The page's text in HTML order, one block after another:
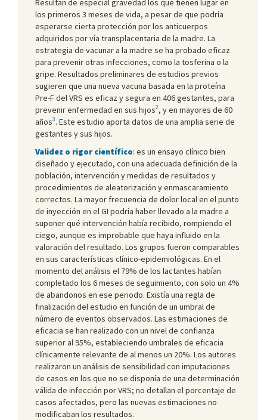
los primeros 3 meses de vida, a pesar de que podría
esperarse cierta protección por los anticuerpos
adquiridos por vía transplacentaria de la madre. La
estrategia de vacunar a la madre se ha probado eficaz
para prevenir otras infecciones, como la tosferina o la
gripe. Resultados preliminares de estudios previos
sugieren que una nueva vacuna basada en la proteína
Pre-F del VRS es eficaz y segura en 406 gestantes, para
prevenir enfermedad en sus hijos2, y en mayores de 60
años3. Este estudio aporta datos de una amplia serie de
gestantes y sus hijos.
Validez o rigor científico: es un ensayo clínico bien
diseñado y ejecutado, con una adecuada definición de la
población, intervención y medidas de resultados y
procedimientos de aleatorización y enmascaramiento
correctos. La mayor frecuencia de dolor local en el punto
de inyección en el GI podría haber llevado a la madre a
suponer qué intervención había recibido, rompiendo el
ciego, aunque es improbable que haya influido en la
valoración del resultado. Los grupos fueron comparables
en sus características clínico-epidemiológicas. En el
momento del análisis el 79% de los lactantes habían
completado los 6 meses de seguimiento, con solo un 4%
de abandonos en ese periodo. Existía una regla de
finalización del estudio en función de un umbral de
número de eventos observados. Las estimaciones de
eficacia se han realizado con un nivel de confianza
superior al 95%, estableciendo umbrales de eficacia
clínicamente relevante de al menos un 20%. Los autores
realizaron un análisis de sensibilidad con imputaciones
de casos en los que no se disponía de una determinación
válida de infección por VRS; no detallan el porcentaje de
casos afectados, pero las nuevas estimaciones no
modificaban los resultados.